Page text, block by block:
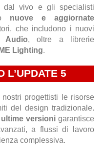
dal vivo e gli specialisti
nuove e aggiornate
che includono i nuovi
Audio, oltre a librerie
Lighting.
L’UPDATE 5
progettisti le risorse
del design tradizionale.
versioni garantisce
a flussi di lavoro
complessiva.